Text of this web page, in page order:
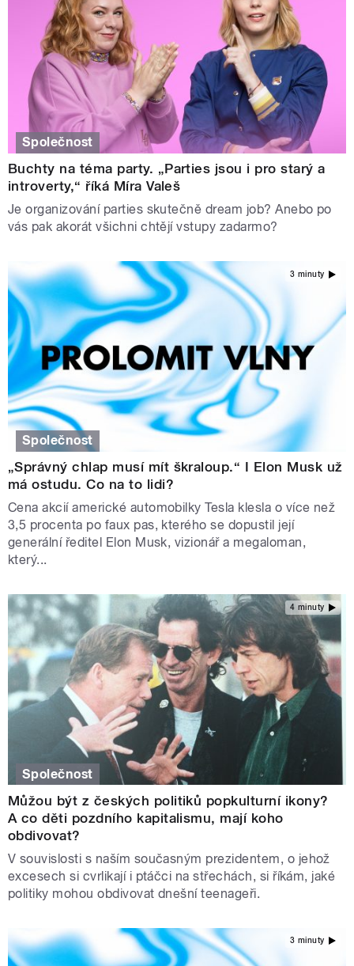
Společnost
Buchty na téma party. „Parties jsou i pro starý a
introverty,“ říká Míra Valeš
Je organizování parties skutečně dream job? Anebo po
vás pak akorát všichni chtějí vstupy zadarmo?
3 minuty
Společnost
„Správný chlap musí mít škraloup.“ I Elon Musk už
má ostudu. Co na to lidi?
Cena akcií americké automobilky Tesla klesla o více než
3,5 procenta po faux pas, kterého se dopustil její
generální ředitel Elon Musk, vizionář a megaloman,
který...
4 minuty
Společnost
Můžou být z českých politiků popkulturní ikony?
A co děti pozdního kapitalismu, mají koho
obdivovat?
V souvislosti s naším současným prezidentem, o jehož
excesech si cvrlikají i ptáčci na střechách, si říkám, jaké
politiky mohou obdivovat dnešní teenageři.
3 minuty